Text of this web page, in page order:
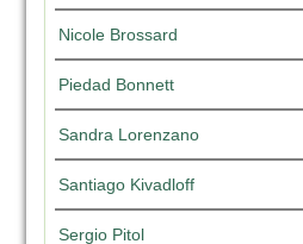
Nicole Brossard
Piedad Bonnett
Sandra Lorenzano
Santiago Kivadloff
Sergio Pitol